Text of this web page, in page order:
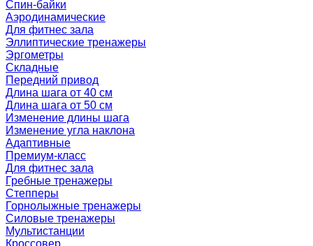
Спин-байки
Аэродинамические
Для фитнес зала
Эллиптические тренажеры
Эргометры
Складные
Передний привод
Длина шага от 40 см
Длина шага от 50 см
Изменение длины шага
Изменение угла наклона
Адаптивные
Премиум-класс
Для фитнес зала
Гребные тренажеры
Степперы
Горнолыжные тренажеры
Силовые тренажеры
Мультистанции
Кроссовер